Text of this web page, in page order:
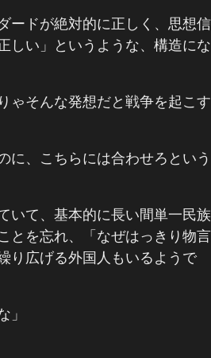
ードが絶対的に正しく、思想信
しい」というような、構造にな
ゃそんな発想だと戦争を起こす
に、こちらには合わせろという
いて、基本的に長い間単一民族
とを忘れ、「なぜはっきり物言
り広げる外国人もいるようで
」